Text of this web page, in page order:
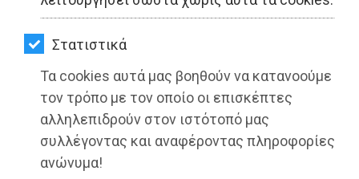
Στατιστικά
Τα cookies αυτά μας βοηθούν να κατανοούμε
τον τρόπο με τον οποίο οι επισκέπτες
αλληλεπιδρούν στον ιστότοπό μας
συλλέγοντας και αναφέροντας πληροφορίες
ανώνυμα!
ΥΓΕΙΑ
LIFESTYLE
ΤΑΞΙΔΙΑ
ΕΞΟΔΟΣ
ΠΕΡΙΒΑΛΛΟΝ